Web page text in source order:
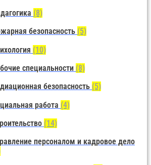
(8)
безопасность (5)
(10)
специальности (8)
безопасность (5)
работа (4)
(14)
персоналом и кадровое дело